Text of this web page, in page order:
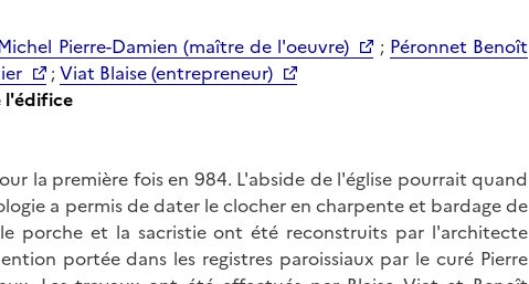
Pierre-Damien (maître de l'oeuvre) ; Péronnet Benoît
;Viat Blaise (entrepreneur)
l'édifice
la première fois en 984. L'abside de l'église pourrait quand
a permis de dater le clocher en charpente et bardage de
porche et la sacristie ont été reconstruits par l'architecte
portée dans les registres paroissiaux par le curé Pierre